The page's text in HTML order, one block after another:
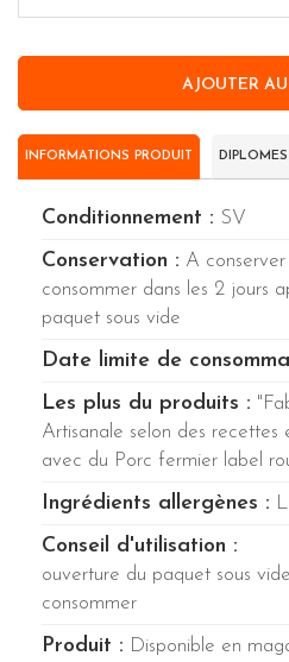
INFORMATIONS PRODUIT
Conditionnement : SV
Conservation : A
consommer dans les 2 jours
paquet sous vide
Date limite de
Les plus du produits :
Artisanale selon des recettes
avec du Porc fermier label
Ingrédients allergènes :
Conseil d'utilisation :
ouverture du paquet sous
consommer
Produit : Disponible en